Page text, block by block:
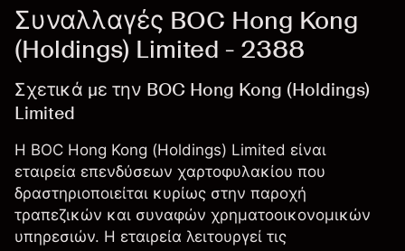
Συναλλαγές BOC Hong Kong
(Holdings) Limited - 2388
Σχετικά με την BOC Hong Kong (Holdings)
Limited
Η BOC Hong Kong (Holdings) Limited είναι
εταιρεία επενδύσεων χαρτοφυλακίου που
δραστηριοποιείται κυρίως στην παροχή
τραπεζικών και συναφών χρηματοοικονομικών
υπηρεσιών. Η εταιρεία λειτουργεί τις